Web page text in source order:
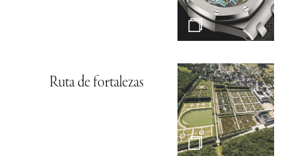
Ruta de fortalezas